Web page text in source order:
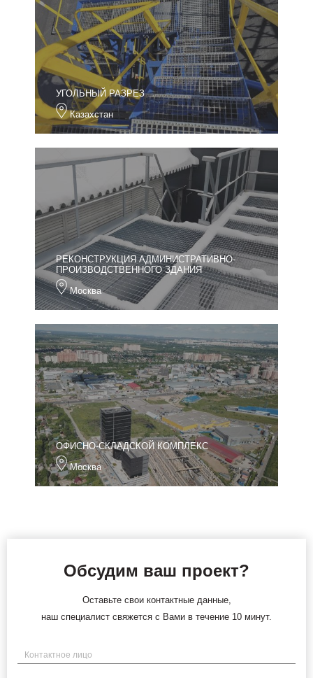
УГОЛЬНЫЙ РАЗРЕЗ
Казахстан
РЕКОНСТРУКЦИЯ АДМИНИСТРАТИВНО-
ПРОИЗВОДСТВЕННОГО ЗДАНИЯ
Москва
ОФИСНО-СКЛАДСКОЙ КОМПЛЕКС
Москва
Обсудим ваш проект?
Оставьте свои контактные данные,
наш специалист свяжется с Вами в течение 10 минут.
Имя